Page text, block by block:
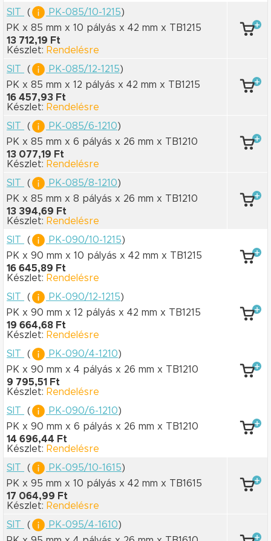
SIT
( PK-085/10-1215)
PK x 85 mm x 10 pályás x 42 mm x TB1215
13 712,19 Ft
Készlet: Rendelésre
SIT
( PK-085/12-1215)
PK x 85 mm x 12 pályás x 42 mm x TB1215
16 457,93 Ft
Készlet: Rendelésre
SIT
( PK-085/6-1210)
PK x 85 mm x 6 pályás x 26 mm x TB1210
13 077,19 Ft
Készlet: Rendelésre
SIT
( PK-085/8-1210)
PK x 85 mm x 8 pályás x 26 mm x TB1210
13 394,69 Ft
Készlet: Rendelésre
SIT
( PK-090/10-1215)
PK x 90 mm x 10 pályás x 42 mm x TB1215
16 645,89 Ft
Készlet: Rendelésre
SIT
( PK-090/12-1215)
PK x 90 mm x 12 pályás x 42 mm x TB1215
19 664,68 Ft
Készlet: Rendelésre
SIT
( PK-090/4-1210)
PK x 90 mm x 4 pályás x 26 mm x TB1210
9 795,51 Ft
Készlet: Rendelésre
SIT
( PK-090/6-1210)
PK x 90 mm x 6 pályás x 26 mm x TB1210
14 696,44 Ft
Készlet: Rendelésre
SIT
( PK-095/10-1615)
PK x 95 mm x 10 pályás x 42 mm x TB1615
17 064,99 Ft
Készlet: Rendelésre
SIT
( PK-095/4-1610)